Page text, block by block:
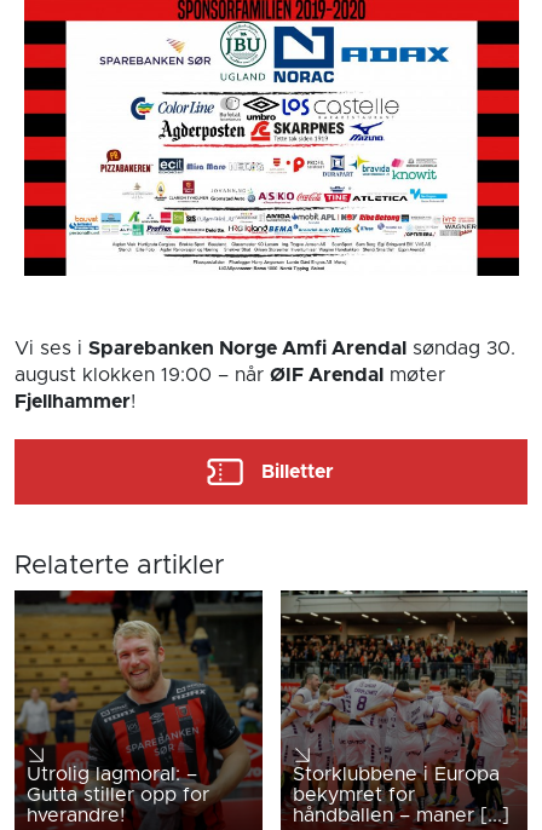
Vi ses i Sparebanken Norge Amfi Arendal
søndag 30.
august klokken 19:00 – når ØIF Arendal
møter
Fjellhammer!
Billetter
Relaterte artikler
Utrolig lagmoral: –
Gutta stiller opp for
hverandre!
Storklubbene i Europa
bekymret for
håndballen – maner [...]